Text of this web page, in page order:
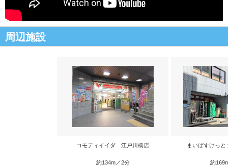
周辺施設
コモディイイダ 江戸川橋店
約134m／2分
まいばすけっ
約